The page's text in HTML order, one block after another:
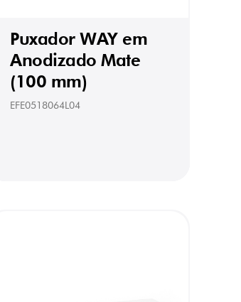
Puxador WAY em
Anodizado Mate
(100 mm)
EFE0518064L04